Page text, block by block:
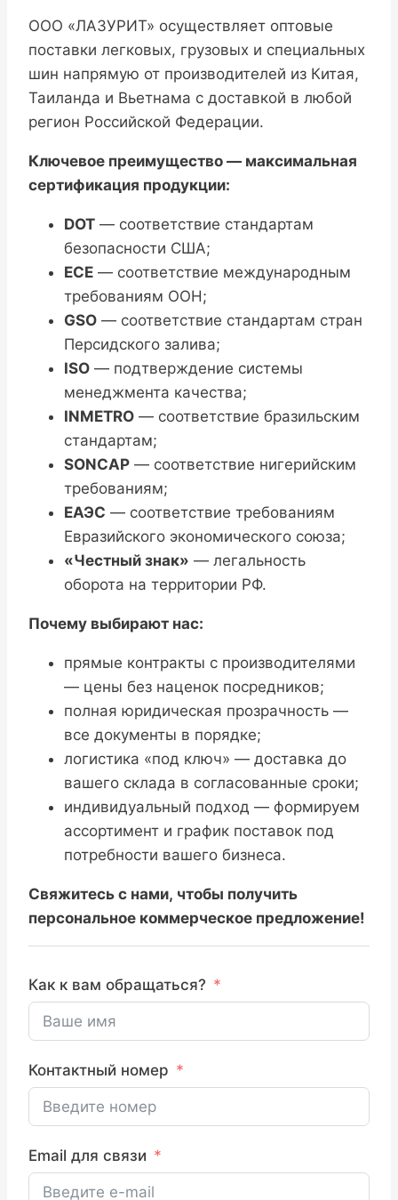
ООО «ЛАЗУРИТ» осуществляет оптовые
поставки легковых, грузовых и специальных
шин напрямую от производителей из Китая,
Таиланда и Вьетнама с доставкой в любой
регион Российской Федерации.
Ключевое преимущество — максимальная
сертификация продукции:
DOT — соответствие стандартам
безопасности США;
ECE — соответствие международным
требованиям ООН;
GSO — соответствие стандартам стран
Персидского залива;
ISO — подтверждение системы
менеджмента качества;
INMETRO — соответствие бразильским
стандартам;
SONCAP — соответствие нигерийским
требованиям;
ЕАЭС — соответствие требованиям
Евразийского экономического союза;
«Честный знак» — легальность
оборота на территории РФ.
Почему выбирают нас:
прямые контракты с производителями
— цены без наценок посредников;
полная юридическая прозрачность —
все документы в порядке;
логистика «под ключ» — доставка до
вашего склада в согласованные сроки;
индивидуальный подход — формируем
ассортимент и график поставок под
потребности вашего бизнеса.
Свяжитесь с нами, чтобы получить
персональное коммерческое предложение!
Как к вам обращаться?
Контактный номер
Email для связи